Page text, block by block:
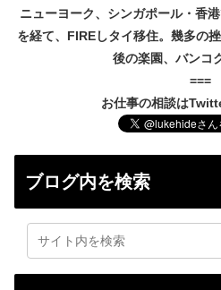
ニューヨーク、シンガポール・香
を経て、FIREしタイ移住。幾多の
後の楽園、バンコ
===
お仕事の相談は
ブログ内を検索